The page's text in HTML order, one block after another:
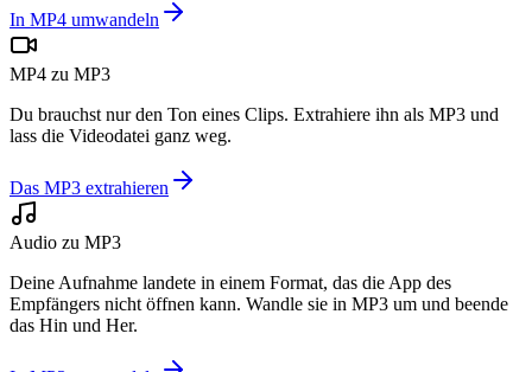
In MP4 umwandeln
MP4 zu MP3
Du brauchst nur den Ton eines Clips. Extrahiere ihn als MP3 und
lass die Videodatei ganz weg.
Das MP3 extrahieren
Audio zu MP3
Deine Aufnahme landete in einem Format, das die App des
Empfängers nicht öffnen kann. Wandle sie in MP3 um und beende
das Hin und Her.